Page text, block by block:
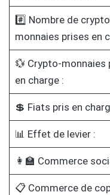
#️⃣ Nombre de
monnaies prises en
💱 Crypto-monnaies
en charge :
💲 Fiats pris en
📊 Effet de levier :
👩‍🏫 Commerce
📋 Commerce de